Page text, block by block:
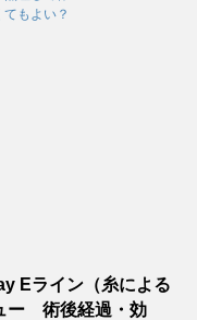
てもよい？
Eライン（糸による
ー 術後経過・効